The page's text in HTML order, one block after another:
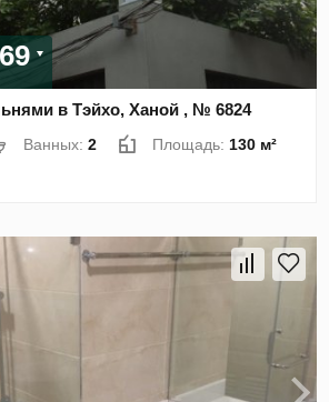
в Тэйхо, Ханой , № 6824
Ванных:2 Площадь:130 м²